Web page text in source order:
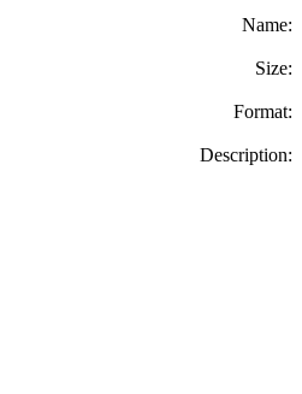
Name:
Size:
Format:
Description: